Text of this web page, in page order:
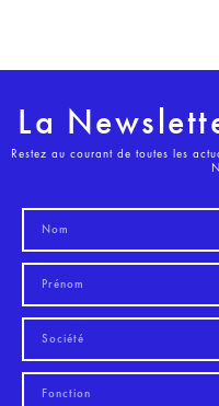
La
Restez au courant de toutes les